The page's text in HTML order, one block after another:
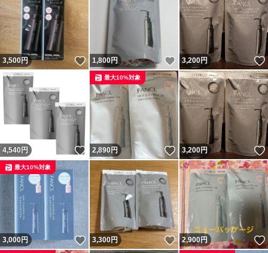
3,500円 いいね！
1,800円 いいね！
3,200円
4,540 円 いいね！
2,890円 いいね！
最大10%対象
3,200円
3,000円 いいね！
最大10%対象
3,300円 いいね！
2,900円